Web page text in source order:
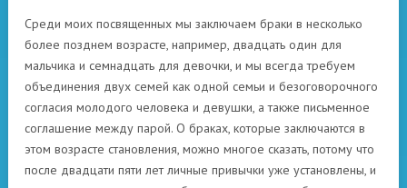
Среди моих посвященных мы заключаем браки в несколько
более позднем возрасте, например, двадцать один для
мальчика и семнадцать для девочки, и мы всегда требуем
объединения двух семей как одной семьи и безоговорочного
согласия молодого человека и девушки, а также письменное
соглашение между парой. О браках, которые заключаются в
этом возрасте становления, можно многое сказать, потому что
после двадцати пяти лет личные привычки уже установлены, и